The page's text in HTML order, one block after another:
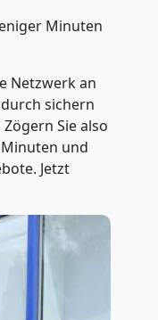
Minuten
Netzwerk an
sichern
Sie also
und
Jetzt